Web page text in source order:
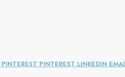
PINTEREST PINTEREST LINKEDIN